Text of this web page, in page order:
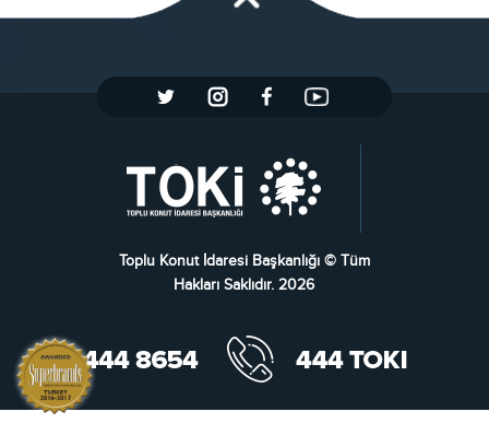
Toplu Konut İdaresi Başkanlığı © Tüm
Hakları Saklıdır. 2026